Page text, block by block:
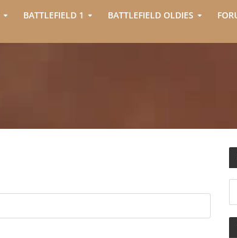
BATTLEFIELD 1 BATTLEFIELD OLDIES